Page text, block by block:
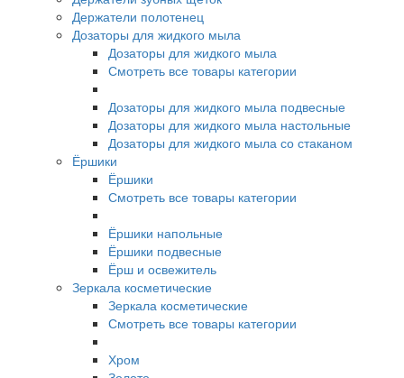
Держатели полотенец
Дозаторы для жидкого мыла
Дозаторы для жидкого мыла
Смотреть все товары категории
Дозаторы для жидкого мыла подвесные
Дозаторы для жидкого мыла настольные
Дозаторы для жидкого мыла со стаканом
Ёршики
Ёршики
Смотреть все товары категории
Ёршики напольные
Ёршики подвесные
Ёрш и освежитель
Зеркала косметические
Зеркала косметические
Смотреть все товары категории
Хром